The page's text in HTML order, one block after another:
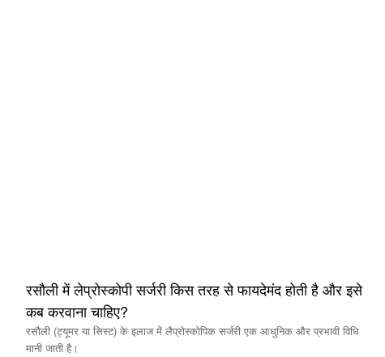
रसौली में लेप्रोस्कोपी सर्जरी किस तरह से फायदेमंद होती है और इसे
कब करवाना चाहिए?
रसौली (ट्यूमर या सिस्ट) के इलाज में लैप्रोस्कोपिक सर्जरी एक आधुनिक और प्रभावी विधि
मानी जाती है।